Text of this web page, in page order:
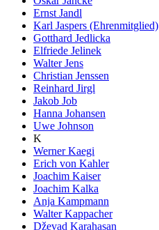
Ernst Jandl
Karl Jaspers (Ehrenmitglied)
Gotthard Jedlicka
Elfriede Jelinek
Walter Jens
Christian Jenssen
Reinhard Jirgl
Jakob Job
Hanna Johansen
Uwe Johnson
K
Werner Kaegi
Erich von Kahler
Joachim Kaiser
Joachim Kalka
Anja Kampmann
Walter Kappacher
Dževad Karahasan